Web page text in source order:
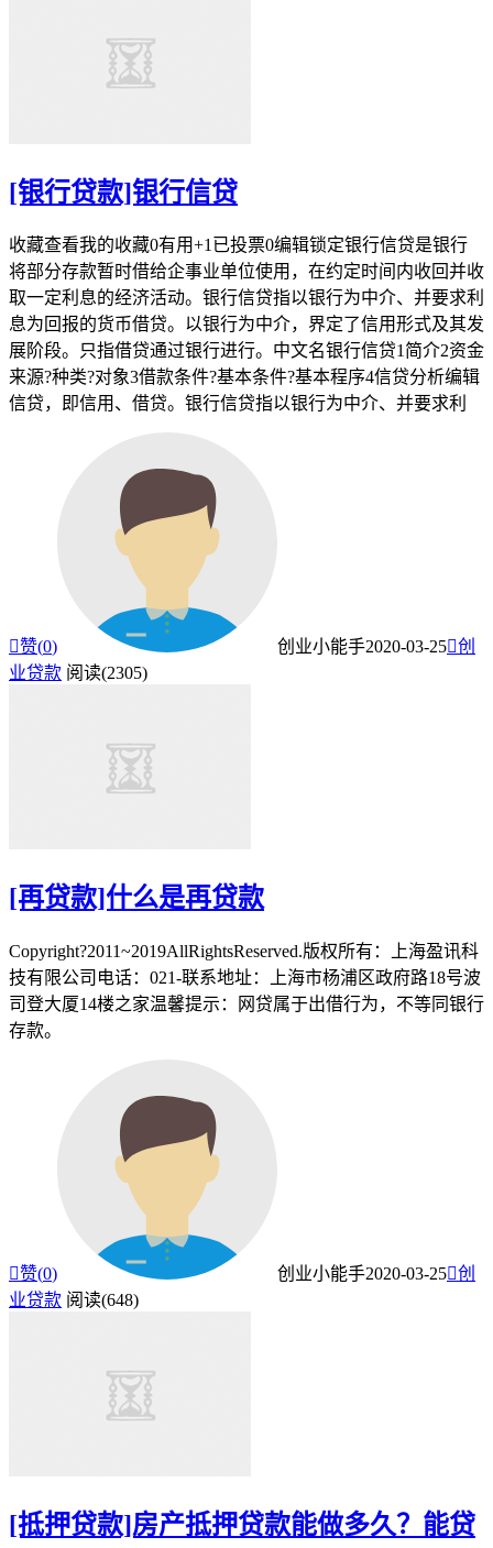
[银行贷款]银行信贷
收藏查看我的收藏0有用+1已投票0编辑锁定银行信贷是银行
将部分存款暂时借给企事业单位使用，在约定时间内收回并收
取一定利息的经济活动。银行信贷指以银行为中介、并要求利
息为回报的货币借贷。以银行为中介，界定了信用形式及其发
展阶段。只指借贷通过银行进行。中文名银行信贷1简介2资金
来源?种类?对象3借款条件?基本条件?基本程序4信贷分析编辑
信贷，即信用、借贷。银行信贷指以银行为中介、并要求利
赞(0) 创业小能手2020-03-25创
业贷款 阅读(2305)
[再贷款]什么是再贷款
Copyright?2011~2019AllRightsReserved.版权所有：上海盈讯科
技有限公司电话：021-联系地址：上海市杨浦区政府路18号波
司登大厦14楼之家温馨提示：网贷属于出借行为，不等同银行
存款。
赞(0) 创业小能手2020-03-25创
业贷款 阅读(648)
[抵押贷款]房产抵押贷款能做多久？能贷